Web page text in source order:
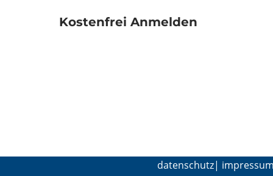
Kostenfrei Anmelden
datenschutz|